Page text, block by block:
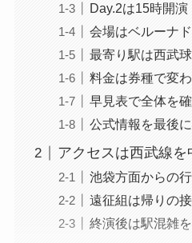
Day.2は15時開演
会場はベルーナ
最寄り駅は西武
料金は券種で変
早見表で全体を
公式情報を最後
アクセスは西武線を
池袋方面からの
遠征組は帰りの
終演後は駅混雑